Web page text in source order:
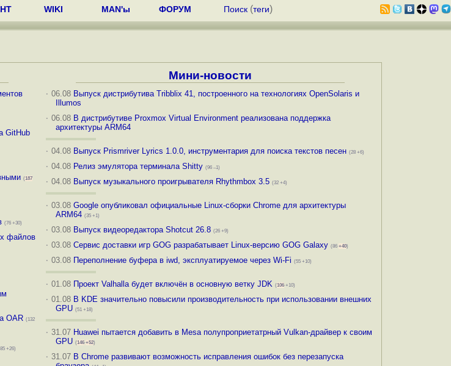
WIKI MAN'ы ФОРУМ Поиск (теги)
GitHub
(187
(76 +30)
файлов
OAR (132
+26)
Мини-новости
· 06.08 Выпуск дистрибутива Tribblix 41, построенного на технологиях OpenSolaris и
Illumos
· 06.08 В дистрибутиве Proxmox Virtual Environment реализована поддержка
архитектуры ARM64
· 04.08 Выпуск Prismriver Lyrics 1.0.0, инструментария для поиска текстов песен (28 +6)
· 04.08 Релиз эмулятора терминала Shitty (96 –1)
· 04.08 Выпуск музыкального проигрывателя Rhythmbox 3.5 (32 +4)
· 03.08 Google опубликовал официальные Linux-сборки Chrome для архитектуры
ARM64 (35 +1)
· 03.08 Выпуск видеоредактора Shotcut 26.8 (26 +9)
· 03.08 Сервис доставки игр GOG разрабатывает Linux-версию GOG Galaxy(86+40)
· 03.08 Переполнение буфера в iwd, эксплуатируемое через Wi-Fi (55 +10)
· 01.08 Проект Valhalla будет включён в основную ветку JDK (106 +10)
· 01.08 В KDE значительно повысили производительность при использовании внешних
GPU (51 +18)
· 31.07 Huawei пытается добавить в Mesa полупроприетатрный Vulkan-драйвер к своим
GPU (146 +52)
· 31.07 В Chrome развивают возможность исправления ошибок без перезапуска